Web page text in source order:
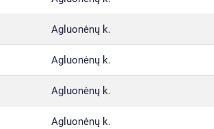
Agluonėnų k.
Agluonėnų k.
Agluonėnų k.
Agluonėnų k.